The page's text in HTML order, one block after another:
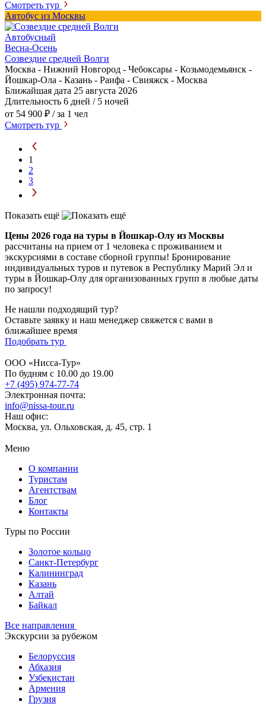
Смотреть тур
Автобус из Москвы
Автобусный
Весна-Осень
Созвездие средней Волги
Москва - Нижний Новгород - Чебоксары - Козьмодемьянск -
Йошкар-Ола - Казань - Раифа - Свияжск - Москва
Ближайшая дата 25 августа 2026
Длительность 6 дней / 5 ночей
от 54 900 ₽ / за 1 чел
Смотреть тур
1
2
3
Показать ещё
Цены 2026 года на туры в Йошкар-Олу из Москвы
рассчитаны на прием от 1 человека с проживанием и
экскурсиями в составе сборной группы! Бронирование
индивидуальных туров и путевок в Республику Марий Эл и
туры в Йошкар-Олу для организованных групп в любые даты
по запросу!
Не нашли подходящий тур?
Оставьте заявку и наш менеджер свяжется с вами в
ближайшее время
Подобрать тур
ООО «Нисса-Тур»
По будням с 10.00 до 19.00
+7 (495) 974-77-74
Электронная почта:
info@nissa-tour.ru
Наш офис:
Москва, ул. Ольховская, д. 45, стр. 1
Меню
О компании
Туристам
Агентствам
Блог
Контакты
Туры по России
Золотое кольцо
Санкт-Петербург
Калининград
Казань
Алтай
Байкал
Все направления
Экскурсии за рубежом
Белоруссия
Абхазия
Узбекистан
Армения
Грузия